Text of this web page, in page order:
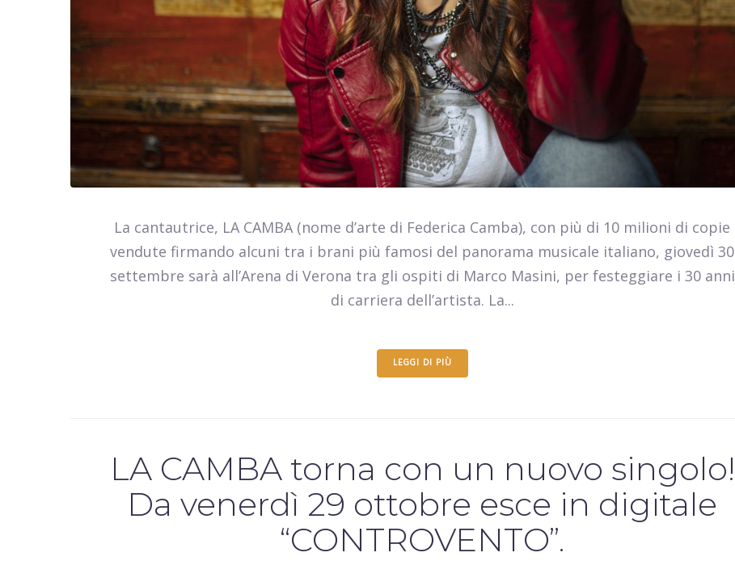
La cantautrice, LA CAMBA (nome d’arte di Federica Camba), con più di 10 milioni di copie
vendute firmando alcuni tra i brani più famosi del panorama musicale italiano, giovedì 30
settembre sarà all’Arena di Verona tra gli ospiti di Marco Masini, per festeggiare i 30 anni
di carriera dell’artista. La...
LEGGI DI PIÙ
LA CAMBA torna con un nuovo singolo!
Da venerdì 29 ottobre esce in digitale
“CONTROVENTO”.